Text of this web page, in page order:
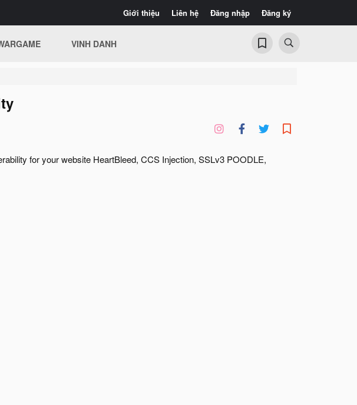
Giới thiệu Liên hệ Đăng nhập Đăng ký
VINH DANH
for your website HeartBleed, CCS Injection, SSLv3 POODLE,